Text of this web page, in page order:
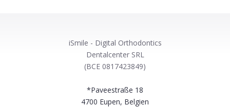
iSmile - Digital Orthodontics
Dentalcenter SRL
(BCE 0817423849)
*Paveestraße 18
4700 Eupen, Belgien